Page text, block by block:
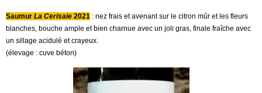
Saumur La Cerisaie 2021 : nez frais et avenant sur le citron mûr et les fleurs
blanches, bouche ample et bien charnue avec un joli gras, finale fraîche avec
un sillage acidulé et crayeux.
(élevage : cuve béton)